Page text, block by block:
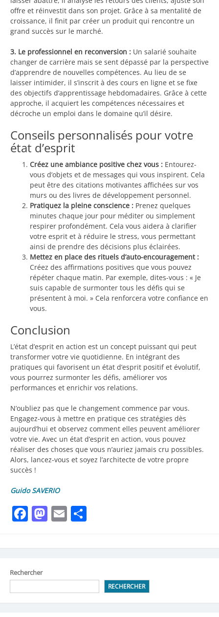
offre et réinvestit dans son projet. Grâce à sa mentalité de
croissance, il finit par créer un produit qui rencontre un
grand succès sur le marché.
3. Le professionnel en reconversion : Un salarié souhaite
changer de carrière mais se sent dépassé par la perspective
d’apprendre de nouvelles compétences. Au lieu de se
laisser intimider, il s’inscrit à des cours en ligne et se fixe
des objectifs d’apprentissage hebdomadaires. Grâce à cette
approche, il acquiert les compétences nécessaires et
décroche un emploi dans le domaine qu’il désire.
Conseils personnalisés pour votre
état d’esprit
Créez une ambiance positive chez vous : Entourez-
vous d’objets et de messages qui vous inspirent. Cela
peut être des citations motivantes affichées sur vos
murs ou des livres de développement personnel.
Pratiquez la pleine conscience : Prenez quelques
minutes chaque jour pour méditer ou simplement
respirer profondément. Cela vous aidera à clarifier
votre esprit et à réduire le stress, vous permettant
ainsi de prendre des décisions plus éclairées.
Mettez en place des rituels d’auto-encouragement :
Créez des affirmations positives que vous pouvez
répéter chaque matin. Par exemple, dites-vous : « Je
suis capable de surmonter tous les défis qui se
présentent à moi. » Cela renforcera votre confiance en
vous.
Conclusion
L’état d’esprit en action est un concept puissant qui peut
transformer votre vie quotidienne. En intégrant des
pratiques qui favorisent un état d’esprit positif et évolutif,
vous pourrez surmonter les défis, améliorer vos
performances et enrichir vos relations.
N’oubliez pas que le changement commence par vous.
Engagez-vous à mettre en pratique ces stratégies dès
aujourd’hui et observez comment elles peuvent améliorer
votre vie. Avec un état d’esprit en action, vous pouvez
réaliser des choses que vous n’auriez jamais cru possibles.
Alors, lancez-vous et soyez l’architecte de votre propre
succès !
Guido SAVERIO
Facebook
Mastodon
Email
Rechercher
RECHERCHER